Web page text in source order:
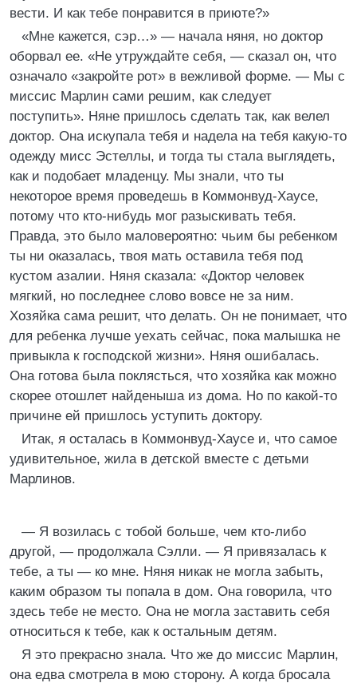
вести. И как тебе понравится в приюте?»
«Мне кажется, сэр…» — начала няня, но доктор
оборвал ее. «Не утруждайте себя, — сказал он, что
означало «закройте рот» в вежливой форме. — Мы с
миссис Марлин сами решим, как следует
поступить». Няне пришлось сделать так, как велел
доктор. Она искупала тебя и надела на тебя какую-то
одежду мисс Эстеллы, и тогда ты стала выглядеть,
как и подобает младенцу. Мы знали, что ты
некоторое время проведешь в Коммонвуд-Хаусе,
потому что кто-нибудь мог разыскивать тебя.
Правда, это было маловероятно: чьим бы ребенком
ты ни оказалась, твоя мать оставила тебя под
кустом азалии. Няня сказала: «Доктор человек
мягкий, но последнее слово вовсе не за ним.
Хозяйка сама решит, что делать. Он не понимает, что
для ребенка лучше уехать сейчас, пока малышка не
привыкла к господской жизни». Няня ошибалась.
Она готова была поклясться, что хозяйка как можно
скорее отошлет найденыша из дома. Но по какой-то
причине ей пришлось уступить доктору.
Итак, я осталась в Коммонвуд-Хаусе и, что самое
удивительное, жила в детской вместе с детьми
Марлинов.
— Я возилась с тобой больше, чем кто-либо
другой, — продолжала Сэлли. — Я привязалась к
тебе, а ты — ко мне. Няня никак не могла забыть,
каким образом ты попала в дом. Она говорила, что
здесь тебе не место. Она не могла заставить себя
относиться к тебе, как к остальным детям.
Я это прекрасно знала. Что же до миссис Марлин,
она едва смотрела в мою сторону. А когда бросала